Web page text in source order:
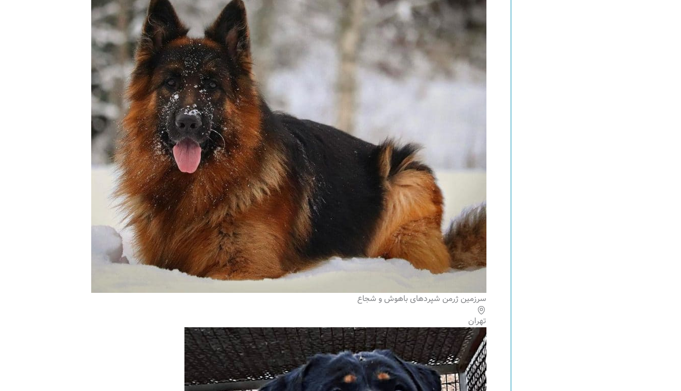
سرزمین ژرمن شپردهای باهوش و شجاع
تهران